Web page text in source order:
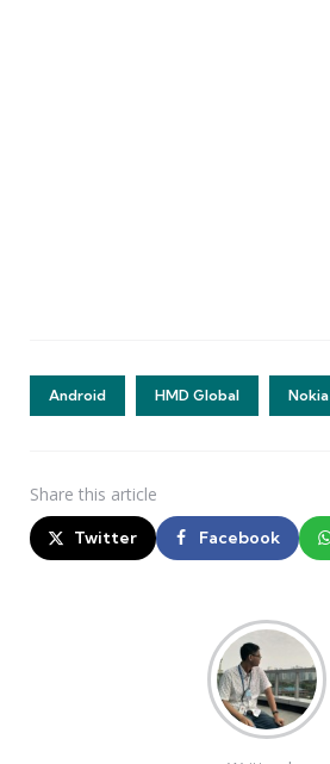
Android HMD Global Nokia
Share this article
Twitter Facebook